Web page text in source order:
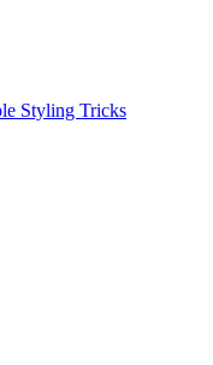
Styling Tricks